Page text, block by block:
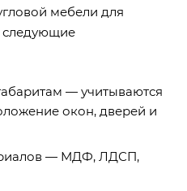
мебели для
следующие
— учитываются
окон, дверей и
— МДФ, ЛДСП,